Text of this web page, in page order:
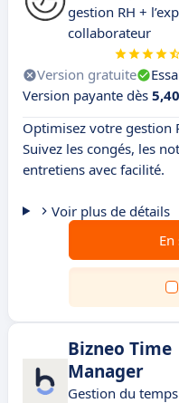
gestion RH +
collaborateur
Version gratuite
Version payante dès
Optimisez votre gestion
Suivez les congés, les
entretiens avec facilité.
Voir plus de détails
Bizneo Time
Manager
Gestion du